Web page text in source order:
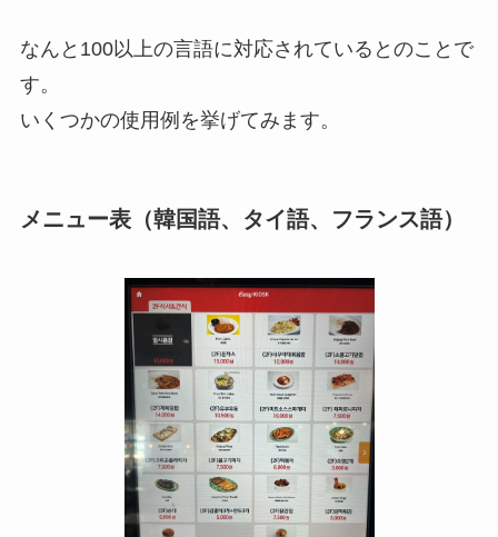
なんと100以上の言語に対応されているとのことで
す。
いくつかの使用例を挙げてみます。
メニュー表（韓国語、タイ語、フランス語）